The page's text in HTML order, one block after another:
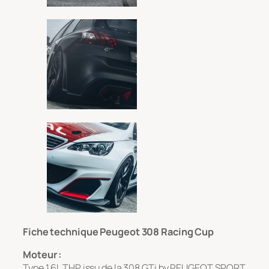
Fiche technique Peugeot 308 Racing Cup
Moteur :